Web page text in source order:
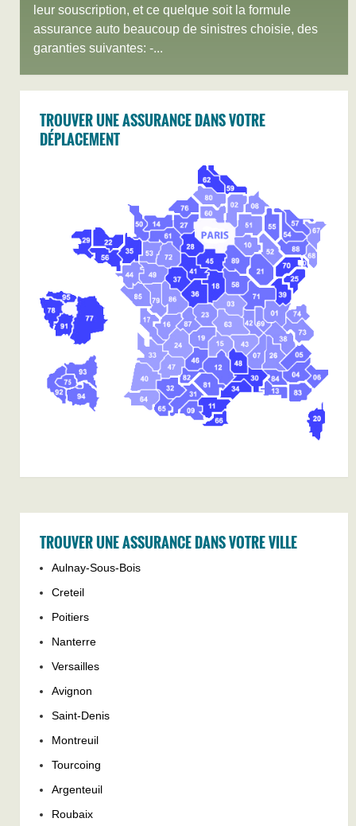
leur souscription, et ce quelque soit la formule
assurance auto beaucoup de sinistres choisie, des
garanties suivantes: -...
TROUVER UNE ASSURANCE DANS VOTRE
DÉPLACEMENT
TROUVER UNE ASSURANCE DANS VOTRE VILLE
Aulnay-Sous-Bois
Creteil
Poitiers
Nanterre
Versailles
Avignon
Saint-Denis
Montreuil
Tourcoing
Argenteuil
Roubaix